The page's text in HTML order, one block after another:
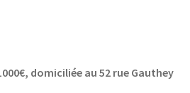
domiciliée au 52 rue Gauthey